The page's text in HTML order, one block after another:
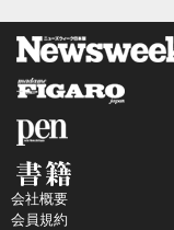
会社概要
会員規約